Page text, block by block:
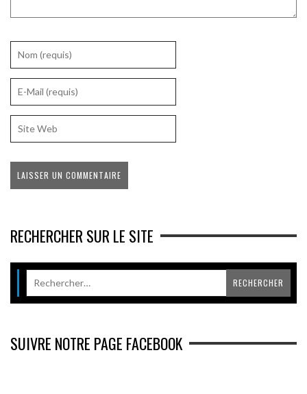
RECHERCHER SUR LE SITE
SUIVRE NOTRE PAGE FACEBOOK